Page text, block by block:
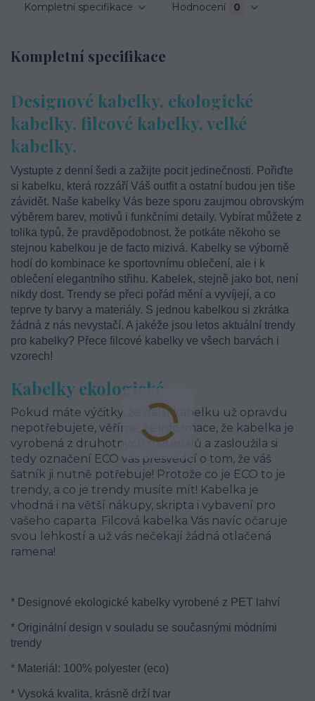
Kompletní specifikace Hodnocení 0
Kompletní specifikace
Designové kabelky, ekologické
kabelky, filcové kabelky, velké
kabelky,
Vystupte z denní šedi a zažijte pocit jedinečnosti. Pořiďte
si kabelku, která rozzáří Váš outfit a ostatní budou jen tiše
závidět. Naše kabelky Vás beze sporu zaujmou obrovským
výběrem barev, motivů i funkčními detaily. Vybírat můžete z
tolika typů, že pravděpodobnost, že potkáte někoho se
stejnou kabelkou je de facto mizivá. Kabelky se výborně
hodí do kombinace ke sportovnímu oblečení, ale i k
oblečení elegantního střihu. Kabelek, stejně jako bot, není
nikdy dost. Trendy se přeci pořád mění a vyvíjejí, a co
teprve ty barvy a materiály. S jednou kabelkou si zkrátka
žádná z nás nevystačí. A jakéže jsou letos aktuální trendy
pro kabelky? Přece filcové kabelky ve všech barvách i
vzorech!
Kabelky ekologické
Pokud máte výčitky, že další kabelku už opravdu
nepotřebujete, věříme, že informace, že kabelka je
vyrobená z druhotných materiálů a zasloužila si
tedy označení ECO vás přesvědčí o tom, že váš
šatník ji nutně potřebuje! Protože co je ECO to je
trendy, a co je trendy musíte mít! Kabelka je
vhodná i na větší nákupy, skripta i vybavení pro
vašeho caparta. Filcová kabelka Vás navíc očaruje
svou lehkostí a už vás nečekají žádná otlačená
ramena!
* Designové ekologické kabelky vyrobené z PET lahví
* Originální design v souladu se současnými módními
trendy
* Materiál: 100% polyester (eco)
* Vysoká kvalita, krásně drží tvar